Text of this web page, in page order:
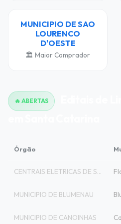
MUNICIPIO DE SAO
LOURENCO
D'OESTE
🏛️ Maior Comprador
🔥 ABERTAS
Órgão
CENTRAIS ELETRICAS DE SANTA CATARINA SA
MUNICIPIO DE BLUMENAU
MUNICIPIO DE CANOINHAS